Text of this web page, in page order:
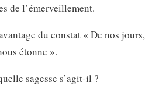
de l’émerveillement.
du constat « De nos jours,
étonne ».
sagesse s’agit-il ?